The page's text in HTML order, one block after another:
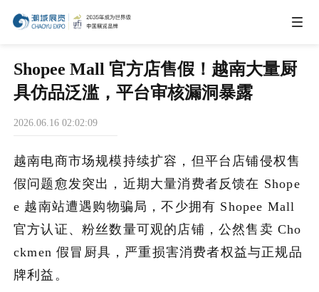
IEAE
IGHE
CHWE
商务合作
Shopee Mall 官方店售假！越南大量厨
具仿品泛滥，平台审核漏洞暴露
2026.06.16 02:02:09
越南电商市场规模持续扩容，但平台店铺侵权售
假问题愈发突出，近期大量消费者反馈在 Shope
e 越南站遭遇购物骗局，不少拥有 Shopee Mall
官方认证、粉丝数量可观的店铺，公然售卖 Cho
ckmen 假冒厨具，严重损害消费者权益与正规品
牌利益。